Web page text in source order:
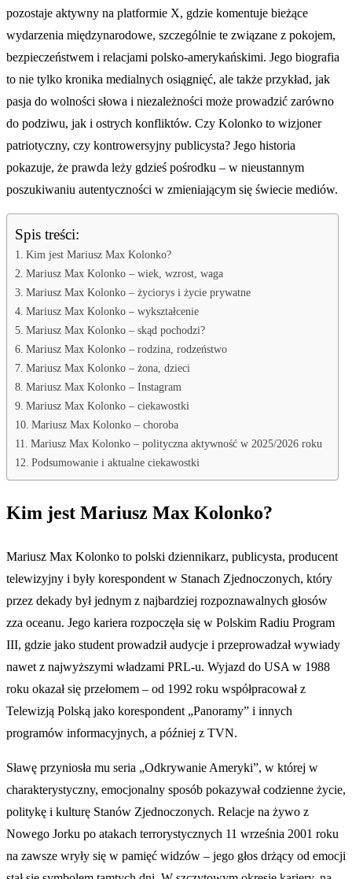
pozostaje aktywny na platformie X, gdzie komentuje bieżące
wydarzenia międzynarodowe, szczególnie te związane z pokojem,
bezpieczeństwem i relacjami polsko-amerykańskimi. Jego biografia
to nie tylko kronika medialnych osiągnięć, ale także przykład, jak
pasja do wolności słowa i niezależności może prowadzić zarówno
do podziwu, jak i ostrych konfliktów. Czy Kolonko to wizjoner
patriotyczny, czy kontrowersyjny publicysta? Jego historia
pokazuje, że prawda leży gdzieś pośrodku – w nieustannym
poszukiwaniu autentyczności w zmieniającym się świecie mediów.
Spis treści:
Kim jest Mariusz Max Kolonko?
Mariusz Max Kolonko – wiek, wzrost, waga
Mariusz Max Kolonko – życiorys i życie prywatne
Mariusz Max Kolonko – wykształcenie
Mariusz Max Kolonko – skąd pochodzi?
Mariusz Max Kolonko – rodzina, rodzeństwo
Mariusz Max Kolonko – żona, dzieci
Mariusz Max Kolonko – Instagram
Mariusz Max Kolonko – ciekawostki
Mariusz Max Kolonko – choroba
Mariusz Max Kolonko – polityczna aktywność w 2025/2026 roku
Podsumowanie i aktualne ciekawostki
Kim jest Mariusz Max Kolonko?
Mariusz Max Kolonko to polski dziennikarz, publicysta, producent
telewizyjny i były korespondent w Stanach Zjednoczonych, który
przez dekady był jednym z najbardziej rozpoznawalnych głosów
zza oceanu. Jego kariera rozpoczęła się w Polskim Radiu Program
III, gdzie jako student prowadził audycje i przeprowadzał wywiady
nawet z najwyższymi władzami PRL-u. Wyjazd do USA w 1988
roku okazał się przełomem – od 1992 roku współpracował z
Telewizją Polską jako korespondent „Panoramy” i innych
programów informacyjnych, a później z TVN.
Sławę przyniosła mu seria „Odkrywanie Ameryki”, w której w
charakterystyczny, emocjonalny sposób pokazywał codzienne życie,
politykę i kulturę Stanów Zjednoczonych. Relacje na żywo z
Nowego Jorku po atakach terrorystycznych 11 września 2001 roku
na zawsze wryły się w pamięć widzów – jego głos drżący od emocji